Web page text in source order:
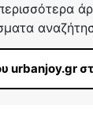
urbanjoy.gr